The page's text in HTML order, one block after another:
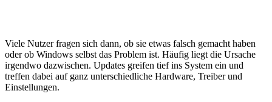
Viele Nutzer fragen sich dann, ob sie etwas falsch gemacht haben
oder ob Windows selbst das Problem ist. Häufig liegt die Ursache
irgendwo dazwischen. Updates greifen tief ins System ein und
treffen dabei auf ganz unterschiedliche Hardware, Treiber und
Einstellungen.